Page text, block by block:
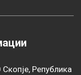
Република